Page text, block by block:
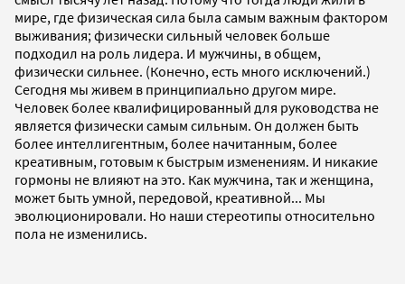
мире, где физическая сила была самым важным фактором
выживания; физически сильный человек больше
подходил на роль лидера. И мужчины, в общем,
физически сильнее. (Конечно, есть много исключений.)
Сегодня мы живем в принципиально другом мире.
Человек более квалифицированный для руководства не
является физически самым сильным. Он должен быть
более интеллигентным, более начитанным, более
креативным, готовым к быстрым изменениям. И никакие
гормоны не влияют на это. Как мужчина, так и женщина,
может быть умной, передовой, креативной... Мы
эволюционировали. Но наши стереотипы относительно
пола не изменились.